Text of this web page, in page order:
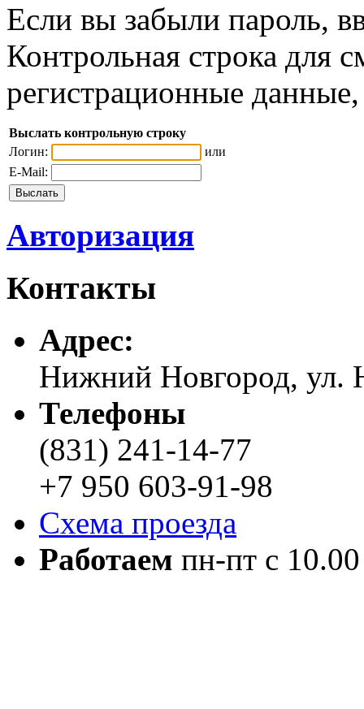
Если вы забыли пароль,
Контрольная строка для
регистрационные
Выслать контрольную строку
Логин:
или
E-Mail:
Авторизация
Контакты
Адреc:
Нижний Новгород, ул.
Телефоны
(831) 241-14-77
+7 950 603-91-98
Схема проезда
Работаем пн-пт с